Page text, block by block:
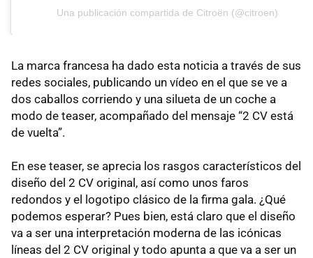
Una publicación compartida de Citroën (@citroen)
La marca francesa ha dado esta noticia a través de sus
redes sociales, publicando un vídeo en el que se ve a
dos caballos corriendo y una silueta de un coche a
modo de teaser, acompañado del mensaje “2 CV está
de vuelta”.
En ese teaser, se aprecia los rasgos característicos del
diseño del 2 CV original, así como unos faros
redondos y el logotipo clásico de la firma gala. ¿Qué
podemos esperar? Pues bien, está claro que el diseño
va a ser una interpretación moderna de las icónicas
líneas del 2 CV original y todo apunta a que va a ser un